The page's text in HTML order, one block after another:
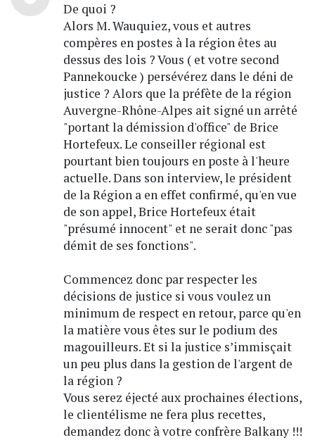
De quoi ?
Alors M. Wauquiez, vous et autres
compères en postes à la région êtes au
dessus des lois ? Vous ( et votre second
Pannekoucke ) persévérez dans le déni de
justice ? Alors que la préfète de la région
Auvergne-Rhône-Alpes ait signé un arrêté
"portant la démission d'office" de Brice
Hortefeux. Le conseiller régional est
pourtant bien toujours en poste à l'heure
actuelle. Dans son interview, le président
de la Région a en effet confirmé, qu'en vue
de son appel, Brice Hortefeux était
"présumé innocent" et ne serait donc "pas
démit de ses fonctions".
Commencez donc par respecter les
décisions de justice si vous voulez un
minimum de respect en retour, parce qu'en
la matière vous êtes sur le podium des
magouilleurs. Et si la justice s’immisçait
un peu plus dans la gestion de l'argent de
la région ?
Vous serez éjecté aux prochaines élections,
le clientélisme ne fera plus recettes,
demandez donc à votre confrère Balkany !!!